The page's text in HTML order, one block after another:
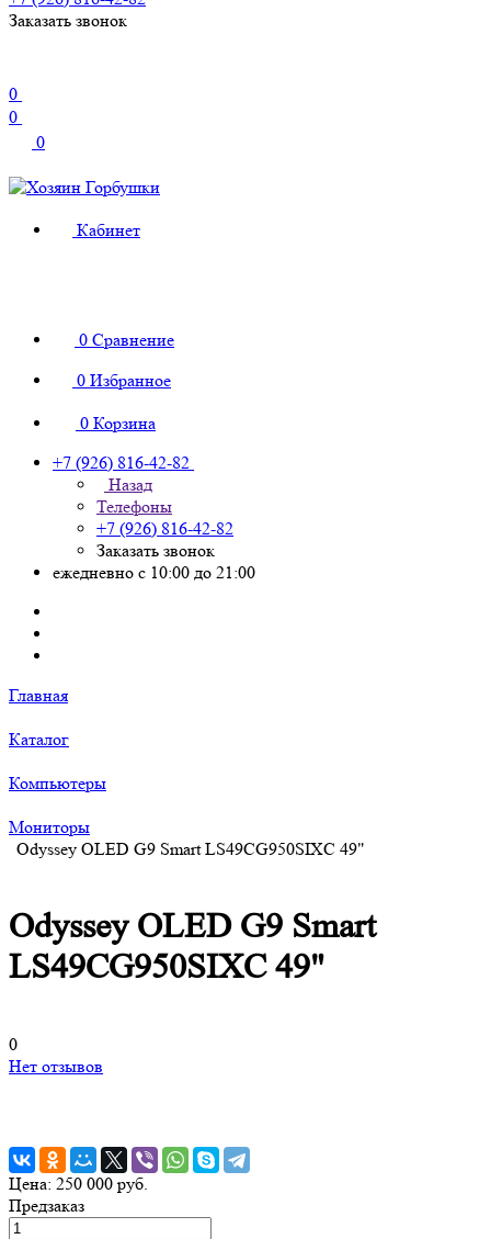
Заказать звонок
0
0
0
Кабинет
0 Сравнение
0 Избранное
0 Корзина
+7 (926) 816-42-82
Назад
Телефоны
+7 (926) 816-42-82
Заказать звонок
ежедневно с 10:00 до 21:00
Главная
Каталог
Компьютеры
Мониторы
Odyssey OLED G9 Smart LS49CG950SIXC 49"
Odyssey OLED G9 Smart
LS49CG950SIXC 49"
0
Нет отзывов
Цена: 250 000 руб.
Предзаказ